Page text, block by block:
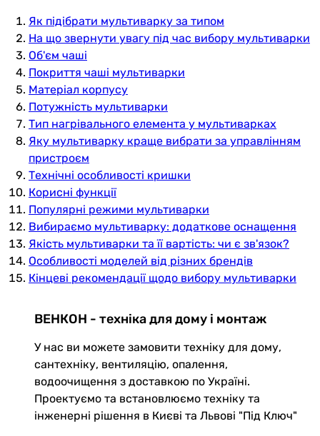
Як підібрати мультиварку за типом
На що звернути увагу під час вибору мультиварки
Об'єм чаші
Покриття чаші мультиварки
Матеріал корпусу
Потужність мультиварки
Тип нагрівального елемента у мультиварках
Яку мультиварку краще вибрати за управлінням
пристроєм
Технічні особливості кришки
Корисні функції
Популярні режими мультиварки
Вибираємо мультиварку: додаткове оснащення
Якість мультиварки та її вартість: чи є зв'язок?
Особливості моделей від різних брендів
Кінцеві рекомендації щодо вибору мультиварки
ВЕНКОН - техніка для дому і монтаж
У нас ви можете замовити техніку для дому,
сантехніку, вентиляцію, опалення,
водоочищення з доставкою по Україні.
Проектуємо та встановлюємо техніку та
інженерні рішення в Києві та Львові "Під Ключ"